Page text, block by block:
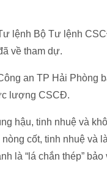
lệnh Bộ Tư lệnh
về tham dự.
an TP Hải Phòng
lượng CSCĐ.
hậu, tinh nhuệ và
cốt, tinh nhuệ và
là “lá chắn thép”